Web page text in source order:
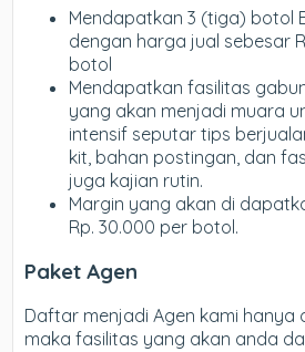
Mendapatkan 3 (tiga) botol
dengan harga jual sebesar
botol
Mendapatkan fasilitas
yang akan menjadi muara
intensif seputar tips
kit, bahan postingan, dan
juga kajian rutin.
Margin yang akan di
Rp. 30.000 per botol.
Paket Agen
Daftar menjadi Agen kami hanya
maka fasilitas yang akan anda